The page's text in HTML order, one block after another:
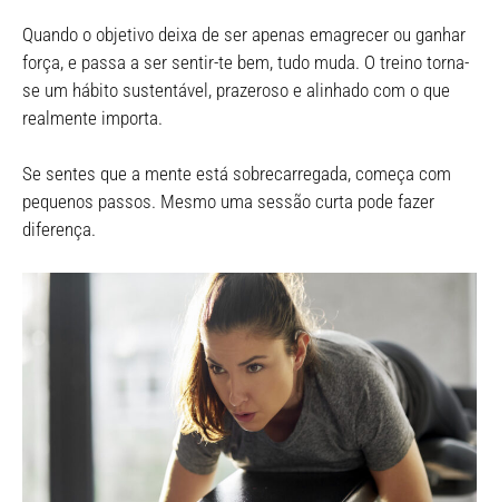
Quando o objetivo deixa de ser apenas emagrecer ou ganhar
força, e passa a ser sentir-te bem, tudo muda. O treino torna-
se um hábito sustentável, prazeroso e alinhado com o que
realmente importa.
Se sentes que a mente está sobrecarregada, começa com
pequenos passos. Mesmo uma sessão curta pode fazer
diferença.